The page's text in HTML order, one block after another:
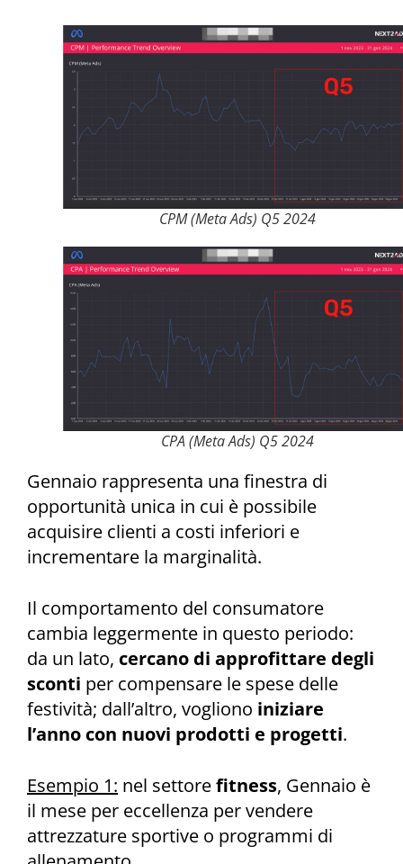
CPM (Meta Ads) Q5 2024
CPA (Meta Ads) Q5 2024
Gennaio rappresenta una finestra di
opportunità unica in cui è possibile
acquisire clienti a costi inferiori e
incrementare la marginalità.
Il comportamento del consumatore
cambia leggermente in questo periodo:
da un lato, cercano di approfittare degli
sconti per compensare le spese delle
festività; dall’altro, vogliono iniziare
l’anno con nuovi prodotti e progetti.
Esempio 1: nel settorefitness, Gennaio è
il mese per eccellenza per vendere
attrezzature sportive o programmi di